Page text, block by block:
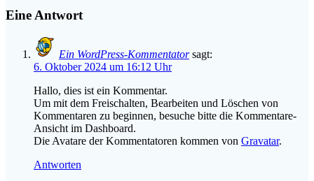
Eine Antwort
Ein WordPress-Kommentator sagt:
6. Oktober 2024 um 16:12 Uhr
Hallo, dies ist ein Kommentar.
Um mit dem Freischalten, Bearbeiten und Löschen von
Kommentaren zu beginnen, besuche bitte die Kommentare-
Ansicht im Dashboard.
Die Avatare der Kommentatoren kommen von Gravatar.
Antworten